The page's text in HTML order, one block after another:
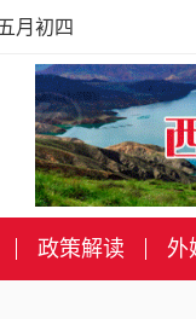
月初四
政策解读 外